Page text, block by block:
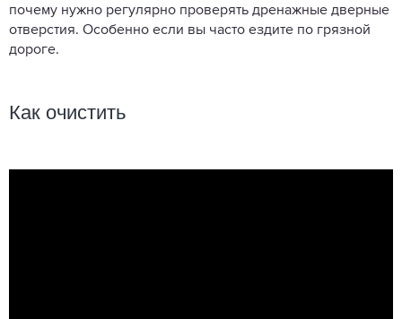
почему нужно регулярно проверять дренажные дверные
отверстия. Особенно если вы часто ездите по грязной
дороге.
Как очистить